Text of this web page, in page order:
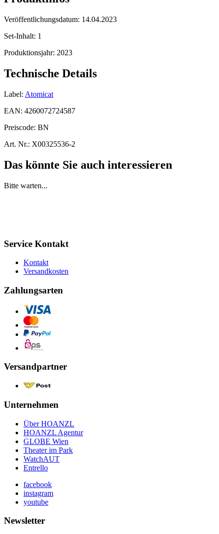
Veröffentlichungsdatum: 14.04.2023
Set-Inhalt: 1
Produktionsjahr: 2023
Technische Details
Label: Atomicat
EAN: 4260072724587
Preiscode: BN
Art. Nr.: X00325536-2
Das könnte Sie auch interessieren
Bitte warten...
Service Kontakt
Kontakt
Versandkosten
Zahlungsarten
Versandpartner
Unternehmen
Über HOANZL
HOANZL Agentur
GLOBE Wien
Theater im Park
WatchAUT
Entrello
facebook
instagram
youtube
Newsletter